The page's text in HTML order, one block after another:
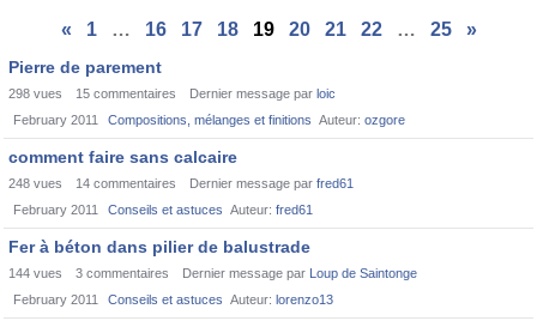
« 1 … 16 17 18 19 20 21 22 … 25 »
Pierre de parement
298 vues 15 commentaires Dernier message par loic
February 2011
Compositions, mélanges et finitions Auteur: ozgore
comment faire sans calcaire
248 vues 14 commentaires Dernier message par fred61
February 2011
Conseils et astuces Auteur: fred61
Fer à béton dans pilier de balustrade
144 vues 3 commentaires Dernier message par Loup de Saintonge
February 2011
Conseils et astuces Auteur: lorenzo13